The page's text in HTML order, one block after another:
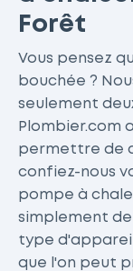
Forêt
Vous pensez
bouchée ?
seulement
Plombier.com
permettre de
confiez-nous
pompe à
simplement
type
que l'on peut